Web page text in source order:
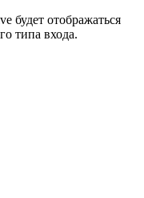
будет отображаться
типа входа.